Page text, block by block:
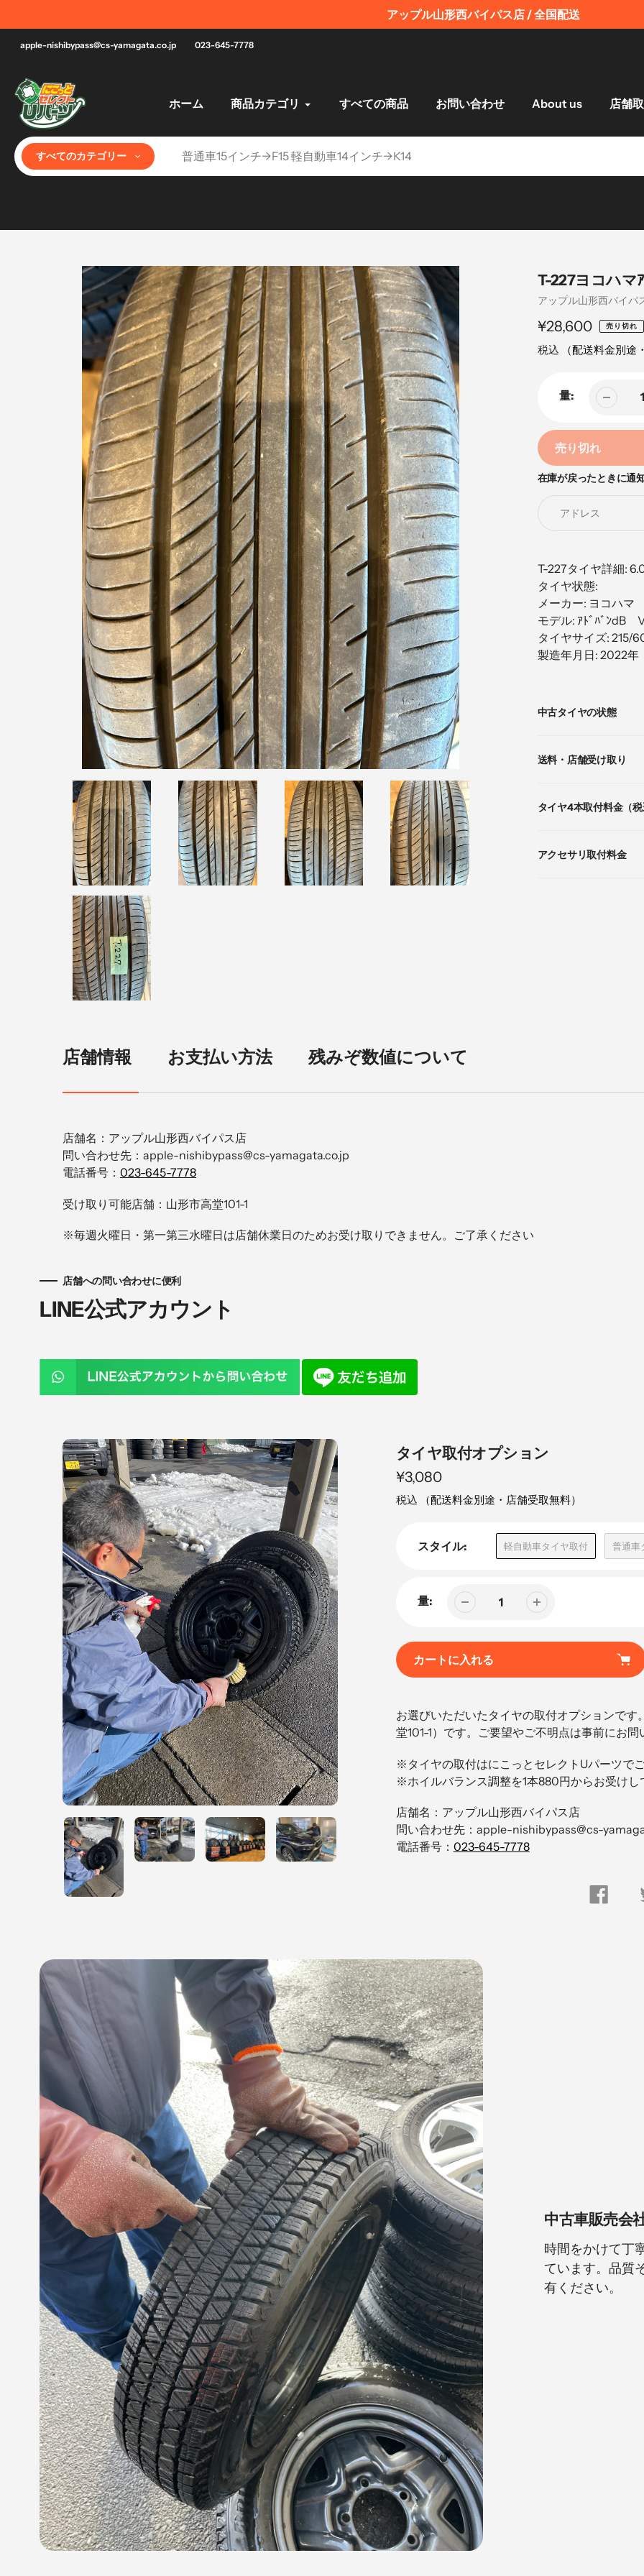
ン
アップル山形西バイパス店 / 全国配送
apple-nishibypass@cs-yamagata.co.jp 023-645-7778
ホーム 商品カテゴリ すべての商品 お問い合わせ About us 店舗
すべてのカテゴリー
T-227ヨコハマ
売
手
アップル山形西バイパ
定
価
¥28,600 売り切れ
税込 （配送料金別途
量:
売り切れ
カ
品
を
追
加
す
る
在庫が戻ったときに通
T-227タイヤ詳細:
タイヤ状態:
メーカー: ヨコハマ
モデル: ｱﾄﾞﾊﾞﾝdB
タイヤサイズ: 215/
製造年月日: 2022年
ー
商
を
す
中古タイヤの状態
送料・店舗受け取り
タイヤ4本取付料金（
アクセサリ取付料金
店舗情報 お支払い方法 残みぞ数値について
店舗名：アップル山形西バイパス店
問い合わせ先：apple-nishibypass@cs-yamagata.co.jp
電話番号： 023-645-7778
受け取り可能店舗：山形市高堂101-1
※毎週火曜日・第一第三水曜日は店舗休業日のためお受け取りできません。ご了承ください
店舗への問い合わせに便利
LINE公式アカウント
注
目
の
タイヤ取付オプション
定
価
¥3,080
税込 （配送料金別途・店舗受取無料）
スタイル: 軽自動車タイヤ取付 普通車
量:
カートに入れる
ー
ト
商
品
追
加
す
お選びいただいたタイヤの取付オプションで
堂101-1）です。ご要望やご不明点は事前にお
※タイヤの取付はにこっとセレクトUパーツで
※ホイルバランス調整を1本880円からお受け
店舗名：アップル山形西バイパス店
問い合わせ先：apple-nishibypass@cs-
電話番号： 023-645-7778
で
中古車販売会
時間をかけて丁
ています。品質
有ください。